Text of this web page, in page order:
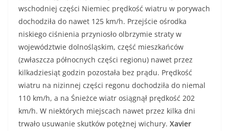
wschodniej części Niemiec prędkość wiatru w porywach
dochodziła do nawet 125 km/h. Przejście ośrodka
niskiego ciśnienia przyniosło olbrzymie straty w
województwie dolnośląskim, część mieszkańców
(zwłaszcza północnych części regionu) nawet przez
kilkadziesiąt godzin pozostała bez prądu. Prędkość
wiatru na nizinnej części regonu dochodziła do niemal
110 km/h, a na Śnieżce wiatr osiągnął prędkość 202
km/h. W niektórych miejscach nawet przez kilka dni
trwało usuwanie skutków potężnej wichury. Xavier